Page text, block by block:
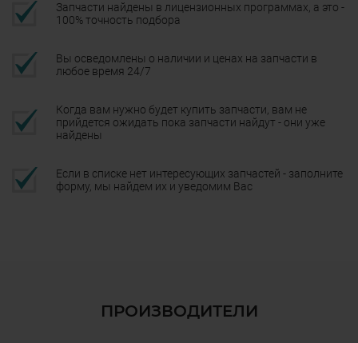
Запчасти найдены в лицензионных программах, а это -
100% точность подбора
Вы осведомлены о наличии и ценах на запчасти в
любое время 24/7
Когда вам нужно будет купить запчасти, вам не
прийдется ожидать пока запчасти найдут - они уже
найдены
Если в списке нет интересующих запчастей - заполните
форму, мы найдем их и уведомим Вас
ПРОИЗВОДИТЕЛИ